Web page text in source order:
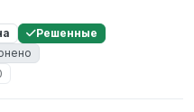
Решенные